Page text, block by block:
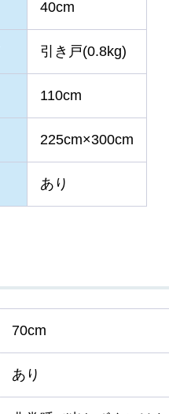
40cm
引き戸(0.8kg)
110cm
225cm×300cm
あり
70cm
あり